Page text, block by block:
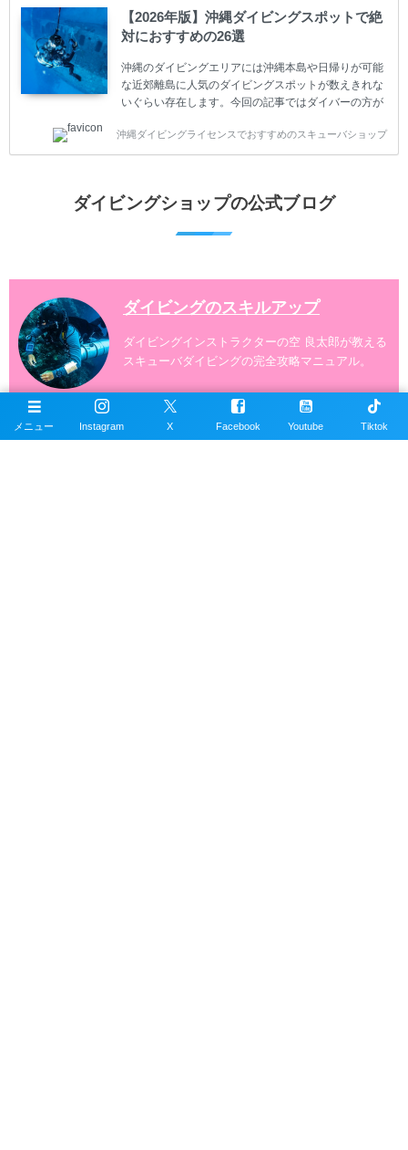
ダイビングが台無しになり後悔することになってしま
うかもしれません。 又、スキューバダイビングは事故
のリスクがあるスポーツでもあります。もしかしたら
危険な思いをしてしまうかもしれません。 今回は現地
ダイビング...
【2026年版】沖縄ダイビングスポットで絶
対におすすめの26選
沖縄のダイビングエリアには沖縄本島や日帰りが可能
な近郊離島に人気のダイビングスポットが数えきれな
いぐらい存在します。今回の記事ではダイバーの方が
グスポットを紹介します。 当スクールは、沖縄本島で
は北谷町、嘉手納町、読谷村、恩納村、名護市、本部
案内しております。 ダイビングライセンスをお持ちの
沖縄ダイビングライセンスでおすすめのスキューバショップ
ダイビングショップの公式ブログ
ダイビングのスキルアップ
ダイビングインストラクターの空 良太郎が教える
スキューバダイビングの完全攻略マニュアル。
メニュー Instagram X Facebook Youtube Tiktok